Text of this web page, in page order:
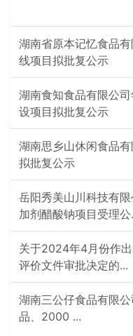
湖南省原本记忆食品
线项目拟批复公示
湖南食知食品有限公
设项目拟批复公示
湖南思乡山休闲食品
拟批复公示
岳阳秀美山川科技有
加剂醋酸钠项目受理公
关于2024年4月份作
评价文件审批决定的...
湖南三公仔食品有限
品、2000 ...